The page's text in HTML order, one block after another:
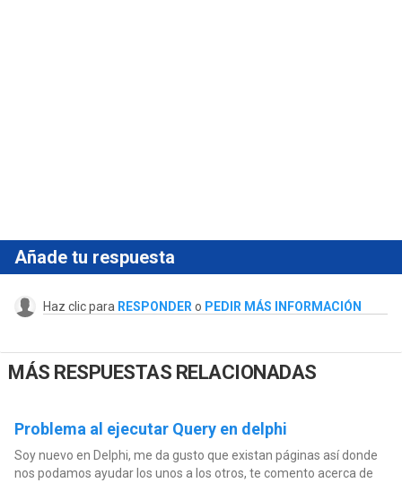
Añade tu respuesta
Haz clic para RESPONDER o PEDIR MÁS INFORMACIÓN
MÁS RESPUESTAS RELACIONADAS
Problema al ejecutar Query en delphi
Soy nuevo en Delphi, me da gusto que existan páginas así donde
nos podamos ayudar los unos a los otros, te comento acerca de